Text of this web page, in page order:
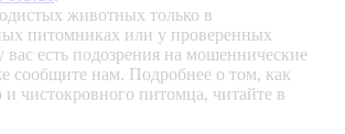
животных только в
питомниках или у проверенных
вас есть подозрения на мошеннические
сообщите нам. Подробнее о том, как
и чистокровного питомца, читайте в